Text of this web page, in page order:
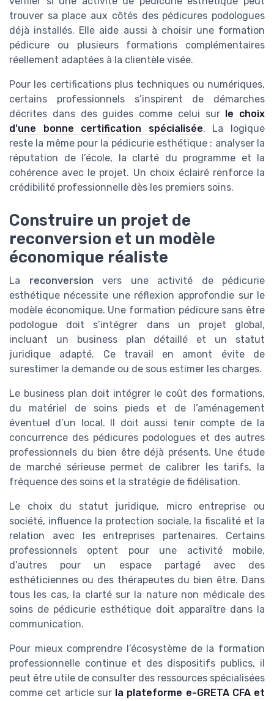
trouver sa place aux côtés des pédicures podologues
déjà installés. Elle aide aussi à choisir une formation
pédicure ou plusieurs formations complémentaires
réellement adaptées à la clientèle visée.
Pour les certifications plus techniques ou numériques,
certains professionnels s’inspirent de démarches
décrites dans des guides comme celui sur le choix
d’une bonne certification spécialisée. La logique
reste la même pour la pédicurie esthétique : analyser la
réputation de l’école, la clarté du programme et la
cohérence avec le projet. Un choix éclairé renforce la
crédibilité professionnelle dès les premiers soins.
Construire un projet de
reconversion et un modèle
économique réaliste
La reconversion vers une activité de pédicurie
esthétique nécessite une réflexion approfondie sur le
modèle économique. Une formation pédicure sans être
podologue doit s’intégrer dans un projet global,
incluant un business plan détaillé et un statut
juridique adapté. Ce travail en amont évite de
surestimer la demande ou de sous estimer les charges.
Le business plan doit intégrer le coût des formations,
du matériel de soins pieds et de l’aménagement
éventuel d’un local. Il doit aussi tenir compte de la
concurrence des pédicures podologues et des autres
professionnels du bien être déjà présents. Une étude
de marché sérieuse permet de calibrer les tarifs, la
fréquence des soins et la stratégie de fidélisation.
Le choix du statut juridique, micro entreprise ou
société, influence la protection sociale, la fiscalité et la
relation avec les entreprises partenaires. Certains
professionnels optent pour une activité mobile,
d’autres pour un espace partagé avec des
esthéticiennes ou des thérapeutes du bien être. Dans
tous les cas, la clarté sur la nature non médicale des
soins de pédicurie esthétique doit apparaître dans la
communication.
Pour mieux comprendre l’écosystème de la formation
professionnelle continue et des dispositifs publics, il
peut être utile de consulter des ressources spécialisées
comme cet article sur la plateforme e-GRETA CFA et